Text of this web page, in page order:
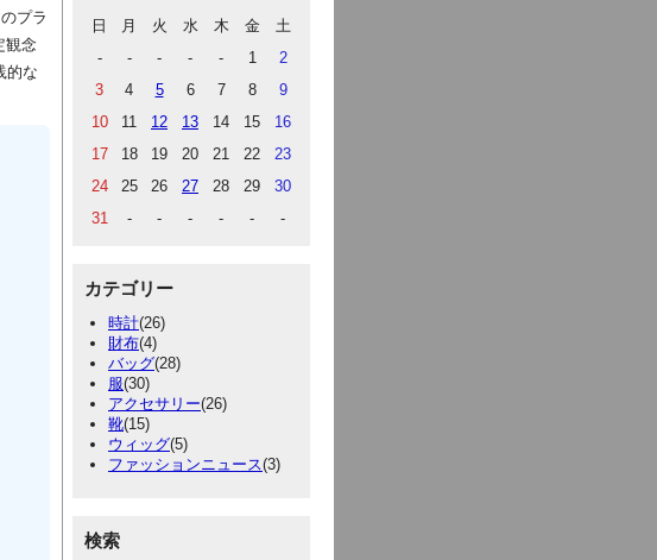
プラ
観念
的な
日 月 火 水 木 金
土
-
- - - - 1
2
3
4 5 6 7 8
9
10
11 12 13 14 15
16
17
18 19 20 21 22
23
24
25 26 27 28 29
30
31
- - - - - -
カテゴリー
時計(26)
財布(4)
バッグ(28)
服(30)
アクセサリー(26)
靴(15)
ウィッグ(5)
ファッションニュース(3)
検索